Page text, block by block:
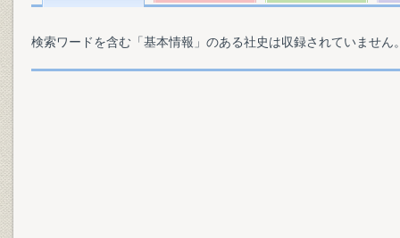
検索ワードを含む「基本情報」のある社史は収録されていません